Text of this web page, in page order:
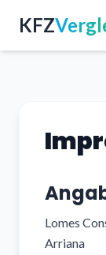
KFZ
Lomes
Arriana